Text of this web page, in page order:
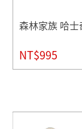
森林家族 哈士
NT$995